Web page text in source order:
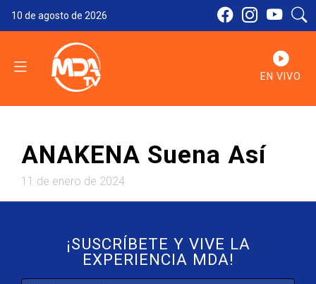
10 de agosto de 2026
EN VIVO
ANAKENA Suena Así
11 de enero de 2024
¡SUSCRÍBETE Y VIVE LA
EXPERIENCIA MDA!